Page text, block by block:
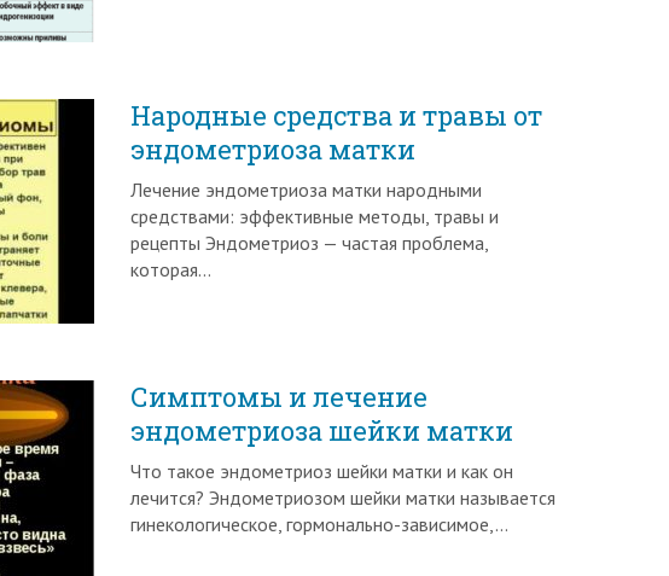
Народные средства и травы от
эндометриоза матки
Лечение эндометриоза матки народными
средствами: эффективные методы, травы и
рецепты Эндометриоз — частая проблема,
которая…
Симптомы и лечение
эндометриоза шейки матки
Что такое эндометриоз шейки матки и как он
лечится? Эндометриозом шейки матки называется
гинекологическое, гормонально-зависимое,…